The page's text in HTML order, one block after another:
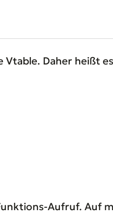
Vtable. Daher heißt
Aufruf. Auf